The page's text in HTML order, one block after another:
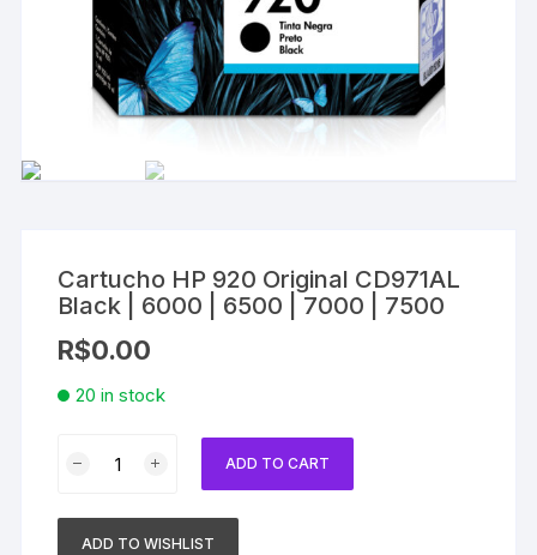
Cartucho HP 920 Original CD971AL
Black | 6000 | 6500 | 7000 | 7500
R$0.00
20 in stock
Original
ADD TO CART
ADD TO WISHLIST